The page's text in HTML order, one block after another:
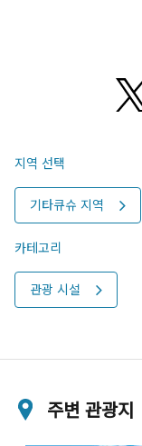
지역 선택
기타큐슈 지역
카테고리
관광 시설
주변 관광지